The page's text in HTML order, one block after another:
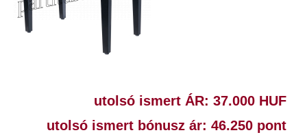
utolsó ismert ÁR: 37.000 HUF
utolsó ismert bónusz ár: 46.250 pont